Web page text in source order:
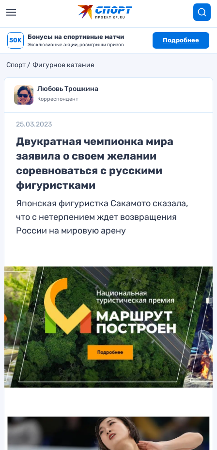
50K Бонусы на спортивные матчи
Эксклюзивные акции, розыгрыши призов
Подробнее
Спорт Фигурное катание
Любовь Трошкина
Корреспондент
25.03.2023
Двукратная чемпионка мира
заявила о своем желании
соревноваться с русскими
фигуристками
Японская фигуристка Сакамото сказала,
что с нетерпением ждет возвращения
России на мировую арену